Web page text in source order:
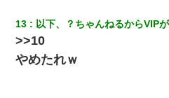
ワイ144kg彼女98kgデブカップル
果
宅飲みで女友達の乳を見てしまった
13 以下、？ちゃんねるからVIP
>>10
やめたれｗ